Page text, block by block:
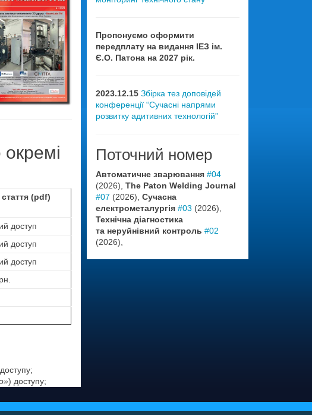
(pdf)
доступ
доступ
доступ
) доступу;
Пропонуємо оформити
передплату на видання ІЕЗ ім.
Є.О. Патона на 2027 рік.
2023.12.15 Збірка тез доповідей
конференції “Сучасні напрями
розвитку адитивних технологій”
Поточний номер
Автоматичне зварювання #04
(2026), The Paton Welding Journal
#07 (2026), Сучасна
електрометалургія #03 (2026),
Технічна діагностика
та неруйнівний контроль #02
(2026),